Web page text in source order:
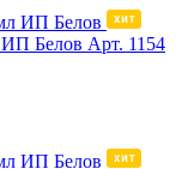
Белов Арт. 1154